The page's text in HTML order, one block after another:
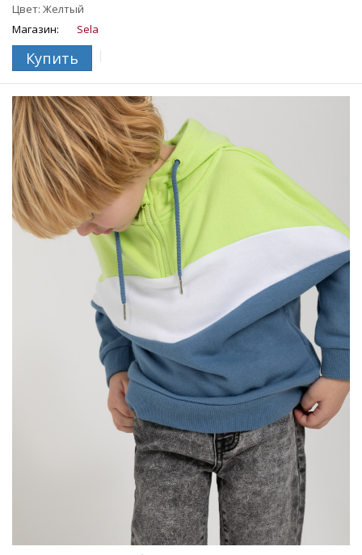
Цвет: Желтый
Магазин:
Sela
Купить